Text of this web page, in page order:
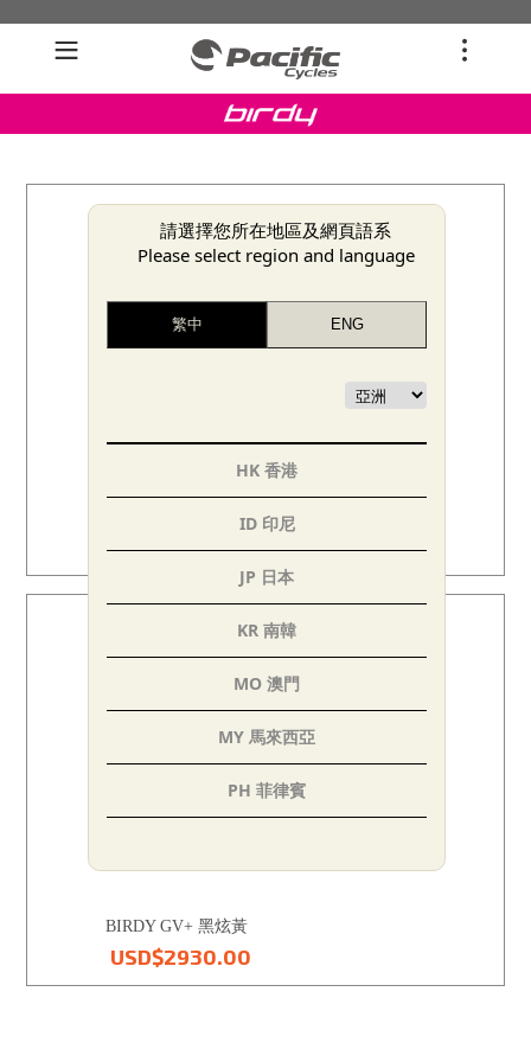
請選擇您所在地區及網頁語系
Please select region and language
HK 香港
ID 印尼
JP 日本
KR 南韓
MO 澳門
MY 馬來西亞
PH 菲律賓
AE 阿聯
BIRDY GV+ 綠野橘
USD$2930.00
BIRDY GV+ 黑炫黃
USD$2930.00